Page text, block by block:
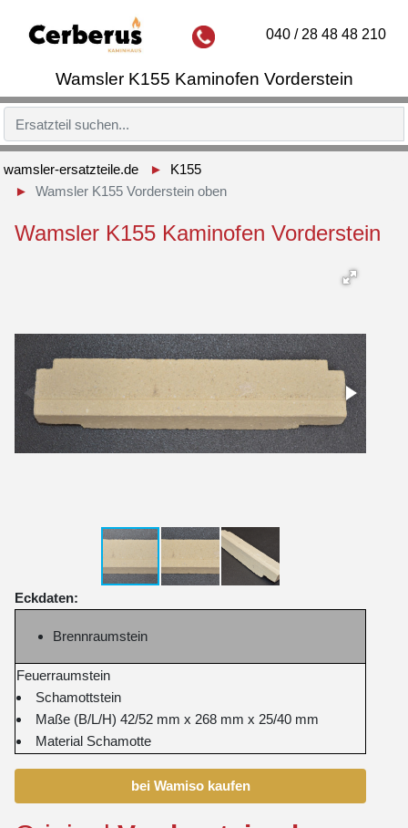
Wamsler K155 Kaminofen Vorderstein
040 / 28 48 48 210
wamsler-ersatzteile.de
K155
Wamsler K155 Vorderstein oben
Wamsler K155 Kaminofen Vorderstein
Eckdaten:
Brennraumstein
Feuerraumstein
Schamottstein
Maße (B/L/H) 42/52 mm x 268 mm x 25/40 mm
Material Schamotte
bei Wamiso kaufen